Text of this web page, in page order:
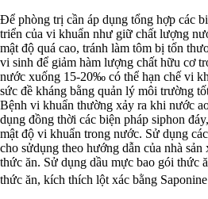
Để phòng trị cần áp dụng tổng hợp các
triển của vi khuẩn như giữ chất lượng
mật độ quá cao, tránh làm tôm bị tổn
vi sinh để giảm hàm lượng chất hữu cơ
nước xuống 15-20‰ có thể hạn chế vi
sức đề kháng bằng quản lý môi trường
Bệnh vi khuẩn thường xảy ra khi nước
dụng đồng thời các biện pháp siphon
mật độ vi khuẩn trong nước. Sử dụng
cho sửdụng theo hướng dẫn của nhà
thức ăn. Sử dụng dầu mực bao gói thức
thức ăn, kích thích lột xác bằng